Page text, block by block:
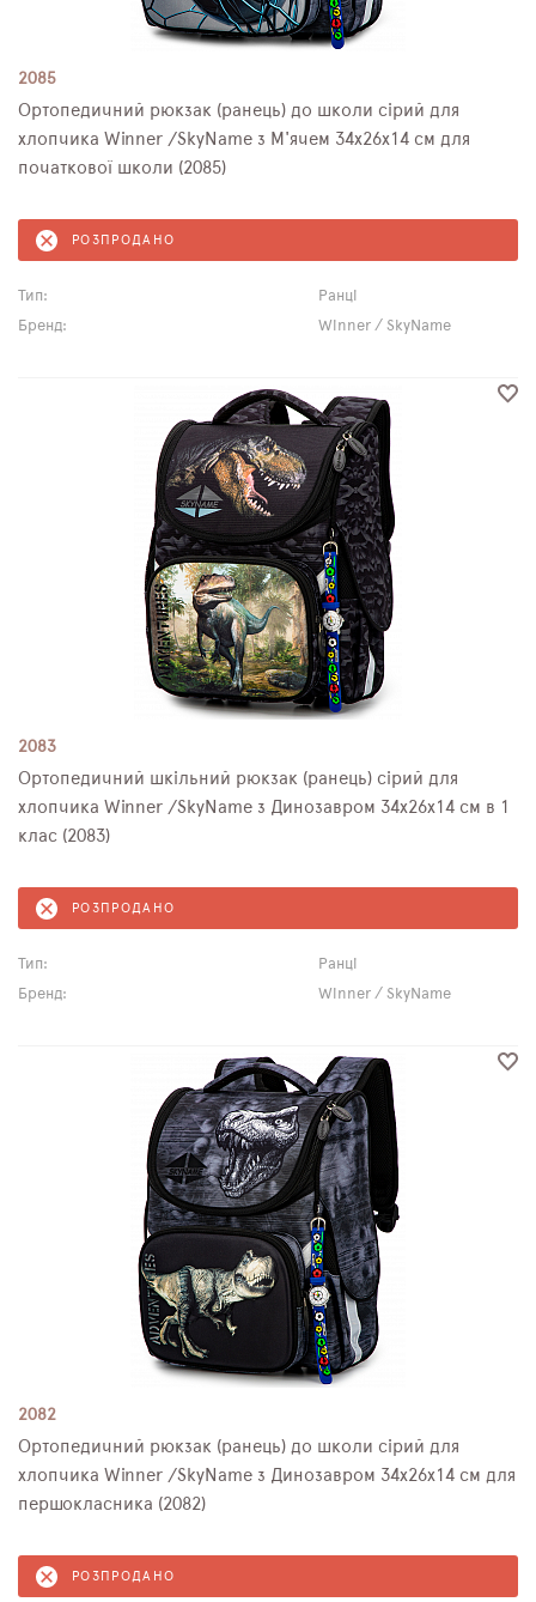
2085
Ортопедичний рюкзак (ранець) до школи сірий для
хлопчика Winner /SkyName з М'ячем 34х26х14 см для
початкової школи (2085)
РОЗПРОДАНО
Тип:
Ранці
Бренд:
Winner / SkyName
2083
Ортопедичний шкільний рюкзак (ранець) сірий для
хлопчика Winner /SkyName з Динозавром 34х26х14 см в 1
клас (2083)
РОЗПРОДАНО
Тип:
Ранці
Бренд:
Winner / SkyName
2082
Ортопедичний рюкзак (ранець) до школи сірий для
хлопчика Winner /SkyName з Динозавром 34х26х14 см для
першокласника (2082)
РОЗПРОДАНО